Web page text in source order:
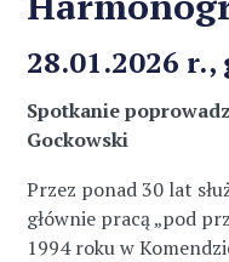
28.01.2026 r.,
Spotkanie
Gockowski
Przez ponad 30 lat
głównie pracą „pod
1994 roku w